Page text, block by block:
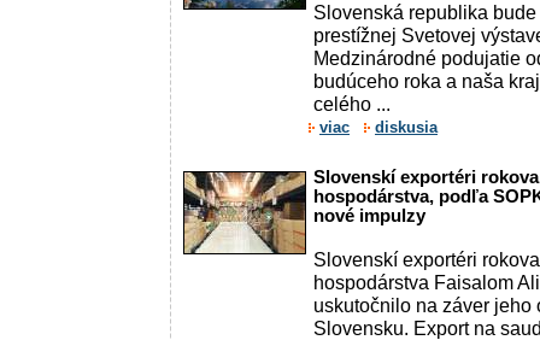
Slovenská republika
prestížnej Svetovej
Medzinárodné podujatie
budúceho roka a naša
celého ...
viac diskusia
Slovenskí exportéri
hospodárstva, podľa
nové impulzy
Slovenskí exportéri
hospodárstva Faisalom
uskutočnilo na záver
Slovensku. Export na